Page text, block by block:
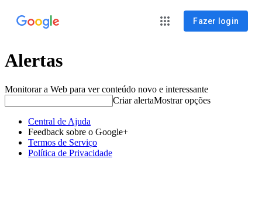
Fazer login
Alertas
Monitorar a Web para ver conteúdo novo e interessante
Criar alertaMostrar opções
Central de Ajuda
Feedback sobre o Google+
Termos de Serviço
Política de Privacidade